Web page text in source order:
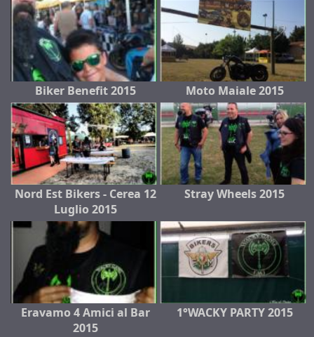
Biker Benefit 2015 Moto Maiale 2015
Nord Est Bikers - Cerea 12
Luglio 2015
Stray Wheels 2015
Eravamo 4 Amici al Bar
2015
1°WACKY PARTY 2015